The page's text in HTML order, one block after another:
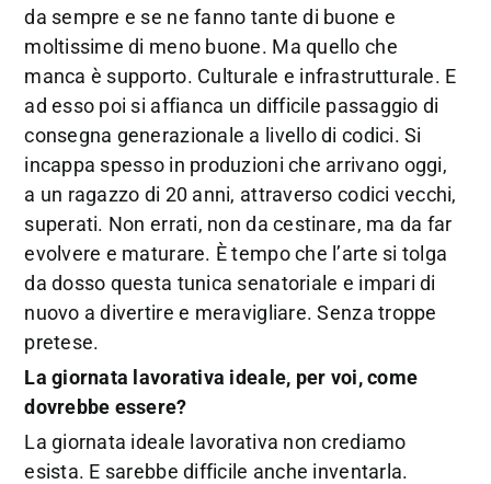
da sempre e se ne fanno tante di buone e
moltissime di meno buone. Ma quello che
manca è supporto. Culturale e infrastrutturale. E
ad esso poi si affianca un difficile passaggio di
consegna generazionale a livello di codici. Si
incappa spesso in produzioni che arrivano oggi,
a un ragazzo di 20 anni, attraverso codici vecchi,
superati. Non errati, non da cestinare, ma da far
evolvere e maturare. È tempo che l’arte si tolga
da dosso questa tunica senatoriale e impari di
nuovo a divertire e meravigliare. Senza troppe
pretese.
La giornata lavorativa ideale, per voi, come
dovrebbe essere?
La giornata ideale lavorativa non crediamo
esista. E sarebbe difficile anche inventarla.